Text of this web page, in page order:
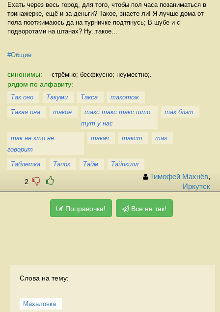
Ехать через весь город, для того, чтобы пол часа позаниматься в
тринажерке, ещё и за деньги? Такое, знаете ли! Я лучше дома от
пола поотжимаюсь да на турничке подтянусь; В шубе и с
подворотами на штанах? Ну..такое...
#Общие
синонимы: стрёмно; бесфкусно; неуместно;.
рядом по алфавиту:
Так оно Такуми Такса
такотож
Такая она
такое
такс такс такс што
тут у нас
так блэт
так не кто не
говорит
такач такст таг
Таблетка Тапок Тайм Тайпкилл
2
Тимофей Махнёв,
Иркутск
Поправочка! Все не так!
Слова на тему:
Махаловка